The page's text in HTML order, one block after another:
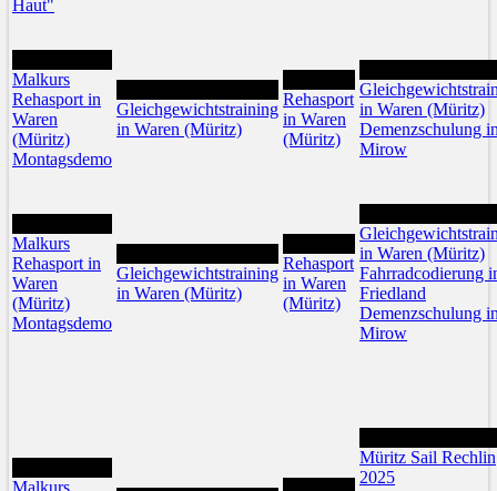
Haut"
Malkurs
Rehasport in
Waren
(Müritz)
Montagsdemo
Gleichgewichtstraining
in Waren (Müritz)
Rehasport
in Waren
(Müritz)
in Waren (Müritz)
Demenzschulung
Mirow
Malkurs
Rehasport in
Waren
(Müritz)
Montagsdemo
Gleichgewichtstraining
in Waren (Müritz)
Rehasport
in Waren
(Müritz)
in Waren (Müritz)
Fahrradcodierung
Friedland
Demenzschulung
Mirow
Malkurs
Müritz Sail Rechlin
2025